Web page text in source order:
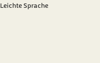
Leichte Sprache